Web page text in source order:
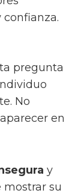
confianza.
pregunta
No
en
y
mostrar su